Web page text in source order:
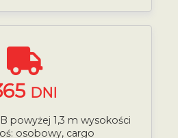
DNI
powyżej 1,3 m wysokości
osobowy, cargo